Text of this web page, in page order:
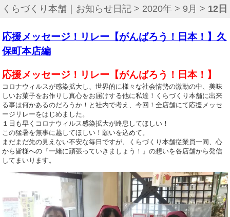
くらづくり本舗｜お知らせ日記 > 2020年 > 9月 > 12日
応援メッセージ！リレー【がんばろう！日本！】久
保町本店編
応援メッセージ！リレー【がんばろう！日本！】
コロナウィルスが感染拡大し、世界的に様々な社会情勢の激動の中、美味
しいお菓子をお作りし真心をお届けする他に私達！くらづくり本舗に出来
る事は何かあるのだろうか！と社内で考え、今回！全店舗にて応援メッセ
ージリレーをはじめました。
１日も早くコロナウィルス感染拡大が終息してほしい！
この猛暑を無事に越してほしい！願いを込めて。
まだまだ先の見えない不安な毎日ですが、くらづくり本舗従業員一同、心
から皆様への『一緒に頑張っていきましょう！』の想いを各店舗から発信
してまいります。